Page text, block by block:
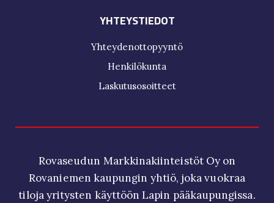
YHTEYSTIEDOT
Yhteydenottopyyntö
Henkilökunta
Laskutusosoitteet
Rovaseudun Markkinakiinteistöt Oy on
Rovaniemen kaupungin yhtiö, joka vuokraa
tiloja yritysten käyttöön Lapin pääkaupungissa.